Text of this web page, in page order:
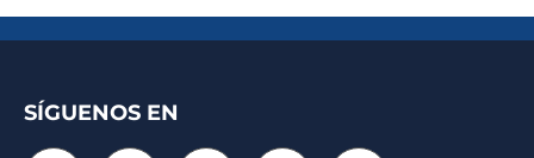
SÍGUENOS EN